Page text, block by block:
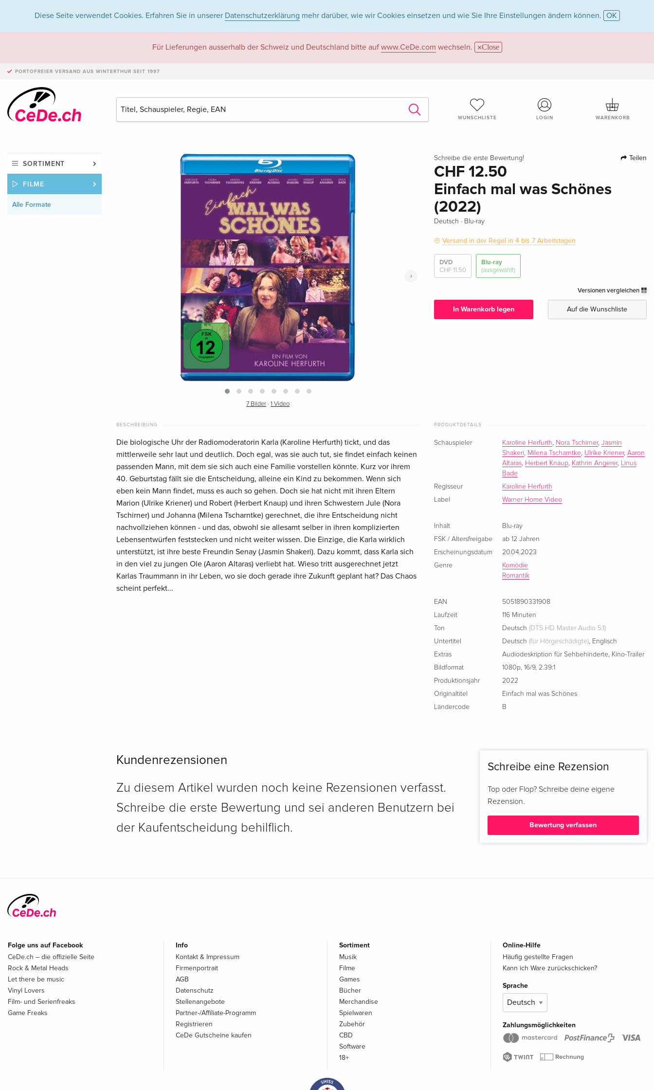
Diese Seite verwendet Cookies. Erfahren Sie in unserer Datenschutzerklärung mehr darüber, wie wir Cookies einsetzen und wie Sie Ihre Einstellungen ändern können. OK
Für Lieferungen ausserhalb der Schweiz und Deutschland bitte auf www.CeDe.com wechseln. Close
PORTOFREIER VERSAND AUS WINTERTHUR SEIT 1997
WUNSCHLISTE LOGIN WARENKORB
SORTIMENT
FILME
Alle Formate
›
7 Bilder ·1 Video
Schreibe die erste Bewertung! Teilen
CHF 12.50
Einfach mal was Schönes
(2022)
Deutsch · Blu-ray
Versand in der Regel in 4 bis 7 Arbeitstagen
DVD
CHF 11.50
Blu-ray
(ausgewählt)
Versionen vergleichen
In Warenkorb legen Auf die Wunschliste
BESCHREIBUNG
Die biologische Uhr der Radiomoderatorin Karla (Karoline Herfurth) tickt, und das
mittlerweile sehr laut und deutlich. Doch egal, was sie auch tut, sie findet einfach keinen
passenden Mann, mit dem sie sich auch eine Familie vorstellen könnte. Kurz vor ihrem
40. Geburtstag fällt sie die Entscheidung, alleine ein Kind zu bekommen. Wenn sich
eben kein Mann findet, muss es auch so gehen. Doch sie hat nicht mit ihren Eltern
Marion (Ulrike Kriener) und Robert (Herbert Knaup) und ihren Schwestern Jule (Nora
Tschirner) und Johanna (Milena Tscharntke) gerechnet, die ihre Entscheidung nicht
nachvollziehen können - und das, obwohl sie allesamt selber in ihren komplizierten
Lebensentwürfen feststecken und nicht weiter wissen. Die Einzige, die Karla wirklich
unterstützt, ist ihre beste Freundin Senay (Jasmin Shakeri). Dazu kommt, dass Karla sich
in den viel zu jungen Ole (Aaron Altaras) verliebt hat. Wieso tritt ausgerechnet jetzt
Karlas Traummann in ihr Leben, wo sie doch gerade ihre Zukunft geplant hat? Das Chaos
scheint perfekt...
PRODUKTDETAILS
Schauspieler Karoline Herfurth, Nora Tschirner,Jasmin
Shakeri, Milena Tscharntke, Ulrike Kriener,Aaron
Altaras, Herbert Knaup, Kathrin Angerer, Linus
Bade
Regisseur
Karoline Herfurth
Label
Warner Home Video
Inhalt
Blu-ray
FSK / Altersfreigabe
ab 12 Jahren
Erscheinungsdatum
20.04.2023
Genre
Komödie
Romantik
EAN
5051890331908
Laufzeit
116 Minuten
Ton
Deutsch (DTS HD Master Audio 5.1)
Untertitel
Deutsch (für Hörgeschädigte), Englisch
Extras
Audiodeskription für Sehbehinderte, Kino-Trailer
Bildformat
1080p,16/9,2.39:1
Produktionsjahr
2022
Originaltitel
Einfach mal was Schönes
Ländercode
B
Kundenrezensionen
Zu diesem Artikel wurden noch keine Rezensionen verfasst.
Schreibe die erste Bewertung und sei anderen Benutzern bei
der Kaufentscheidung behilflich.
Schreibe eine Rezension
Top oder Flop? Schreibe deine eigene
Rezension.
Bewertung verfassen
Folge uns auf Facebook
CeDe.ch – die offizielle Seite
Rock & Metal Heads
Let there be music
Vinyl Lovers
Film- und Serienfreaks
Game Freaks
Info
Kontakt & Impressum
Firmenportrait
AGB
Datenschutz
Stellenangebote
Partner-/Affiliate-Programm
Registrieren
CeDe Gutscheine kaufen
Sortiment
Musik
Filme
Games
Bücher
Merchandise
Spielwaren
Zubehör
CBD
Software
18+
Online-Hilfe
Häufig gestellte Fragen
Kann ich Ware zurückschicken?
Sprache
Zahlungsmöglichkeiten